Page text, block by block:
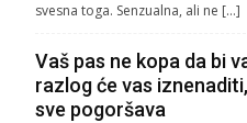
svesna toga. Senzualna, ali ne […]
Vaš pas ne kopa da bi
razlog će vas
sve pogoršava